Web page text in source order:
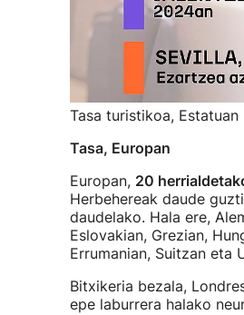
Tasa turistikoa, Estatuan
Tasa, Europan
Europan, 20
Herbehereak daude
daudelako. Hala ere,
Eslovakian, Grezian,
Errumanian, Suitzan eta
Bitxikeria bezala,
epe laburrera halako